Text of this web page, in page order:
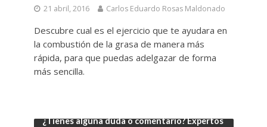
21 abril, 2016 Carlos Eduardo Rosas Maldonado
Descubre cual es el ejercicio que te ayudara en
la combustión de la grasa de manera más
rápida, para que puedas adelgazar de forma
más sencilla.
¿Tienes alguna duda o comentario? Expertos